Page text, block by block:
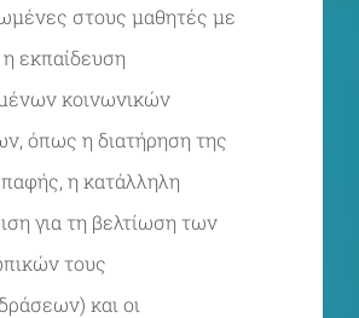
στους μαθητές με
εκπαίδευση
κοινωνικών
όπως η διατήρηση της
η κατάλληλη
για τη βελτίωση των
τους
και οι